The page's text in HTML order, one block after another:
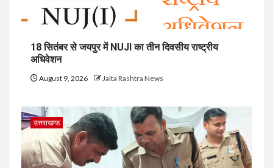
18 सितंबर से जयपुर में NUJI का तीन दिवसीय राष्ट्रीय
अधिवेशन
August 9, 2026 Jalta Rashtra News
उत्तराखण्ड